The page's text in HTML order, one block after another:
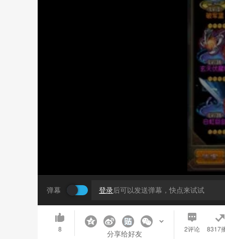
弹幕 登录后可以发送弹幕，快点来试试
8 分享给好友 2评论 8317